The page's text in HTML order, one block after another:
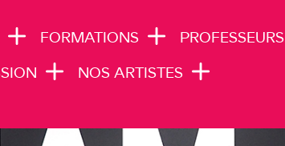
NAVIGATION
FORMATIONS PROFESSEURS
NOS ARTISTES